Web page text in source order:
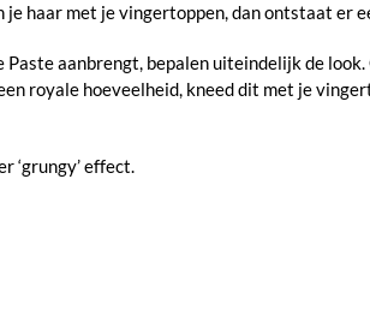
haar met je vingertoppen, dan ontstaat er
aanbrengt, bepalen uiteindelijk de
royale hoeveelheid, kneed dit met je
‘grungy’ effect.